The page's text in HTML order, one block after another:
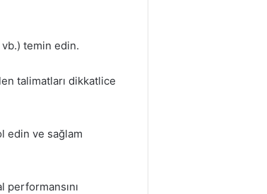
temin edin.
talimatları dikkatlice
edin ve sağlam
performansını